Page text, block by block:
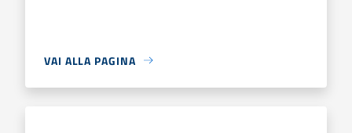
VAI ALLA PAGINA